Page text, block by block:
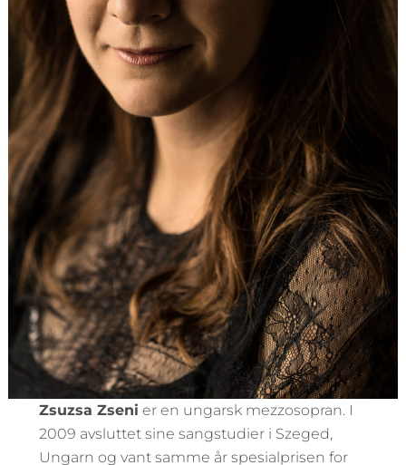
Zsuzsa Zseni er en ungarsk mezzosopran. I
2009 avsluttet sine sangstudier i Szeged,
Ungarn og vant samme år spesialprisen for